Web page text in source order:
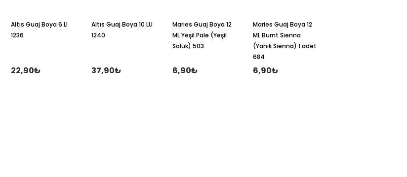
Altıs Guaj Boya 6 LI
1236
22,90₺
Altıs Guaj Boya 10 LU
1240
37,90₺
Maries Guaj Boya 12
ML Yeşil Pale (Yeşil
Soluk) 503
6,90₺
Maries Guaj Boya 12
ML Burnt Sienna
(Yanık Sienna) 1 adet
684
6,90₺